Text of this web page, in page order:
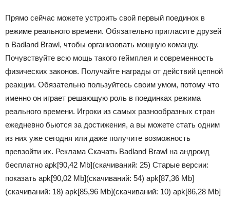
Прямо сейчас можете устроить свой первый поединок в
режиме реального времени. Обязательно пригласите друзей
в Badland Brawl, чтобы организовать мощную команду.
Почувствуйте всю мощь такого геймплея и современность
физических законов. Получайте награды от действий цепной
реакции. Обязательно пользуйтесь своим умом, потому что
именно он играет решающую роль в поединках режима
реального времени. Игроки из самых разнообразных стран
ежедневно бьются за достижения, а вы можете стать одним
из них уже сегодня или даже получите возможность
превзойти их. Реклама Скачать Badland Brawl на андроид
бесплатно apk[90,42 Mb](cкачиваний: 25) Старые версии:
показать apk[90,02 Mb](cкачиваний: 54) apk[87,36 Mb]
(cкачиваний: 18) apk[85,96 Mb](cкачиваний: 10) apk[86,28 Mb]